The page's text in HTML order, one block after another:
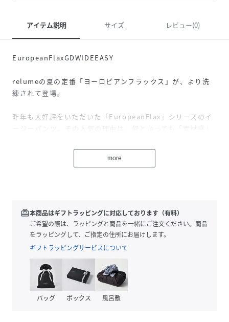
アイテム説明 サイズ レビュー(0)
EuropeanFlaxGDWIDEEASY
relumeの夏の定番「ヨーロピアンフラックス」が、より洗
練されて登場。
昨年も大好評をいただいた「EuropeanFlax」シリーズのイ
ージーパンツ。その人気の理由は、何といっても「素材感」
ンはシルエットを細部まで微調整し、より履きやすく、より
今の気分に馴染む一本にアップデートしました。
瞬間の清涼感と、綿混ならではの柔らかなタッチを両立。
さらに、製品染めを施すことで、新品の状態からこなれた風
合いと深みのある色味を演出しました。穿き込むごとに馴染
んでいく、自分だけの一本に育てる楽しさも魅力です。
■シルエットの微調整
昨年モデルからリサイズし、さらにリラックスしながらも、
だらしなく見えない、計算されたワイドシルエットに仕上げ
more
redeem本商品はギフトラッピングに対応しております（有料）
ご希望の際は、ラッピングと商品を一緒にご注文ください。商品
をラッピングして、ご指定の住所にお届けします。
ギフトラッピングサービスについて
バッグ ボックス 風呂敷